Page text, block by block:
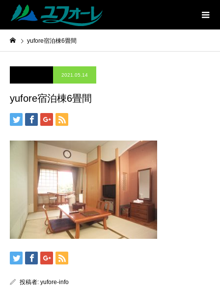
yufore宿泊棟6畳間
2021.05.14
yufore宿泊棟6畳間
投稿者: yufore-info